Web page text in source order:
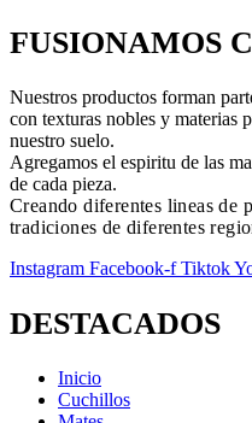
FUSIONAMOS
Nuestros productos forman
con texturas nobles y materias
nuestro suelo.
Agregamos el espiritu de las
de cada pieza.
Creando diferentes lineas de
tradiciones de diferentes
Instagram Facebook-f Tiktok
DESTACADOS
Inicio
Cuchillos